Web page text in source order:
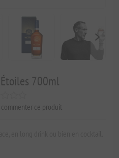
Étoiles 700ml
ce produit